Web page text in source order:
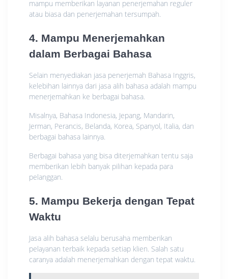
mampu memberikan layanan penerjemahan reguler
atau biasa dan penerjemahan tersumpah.
4. Mampu Menerjemahkan
dalam Berbagai Bahasa
Selain menyediakan jasa penerjemah Bahasa Inggris,
kelebihan lainnya dari jasa alih bahasa adalah mampu
menerjemahkan ke berbagai bahasa.
Misalnya, Bahasa Indonesia, Jepang, Mandarin,
Jerman, Perancis, Belanda, Korea, Spanyol, Italia, dan
berbagai bahasa lainnya.
Berbagai bahasa yang bisa diterjemahkan tentu saja
memberikan lebih banyak pilihan kepada para
pelanggan.
5. Mampu Bekerja dengan Tepat
Waktu
Jasa alih bahasa selalu berusaha memberikan
pelayanan terbaik kepada setiap klien. Salah satu
caranya adalah menerjemahkan dengan tepat waktu.